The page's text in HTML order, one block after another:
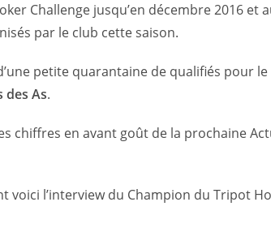
Challenge jusqu’en décembre 2016
par le club cette saison.
petite quarantaine de qualifiés pour
des As.
chiffres en avant goût de la prochaine
voici l’interview du Champion du Tripot